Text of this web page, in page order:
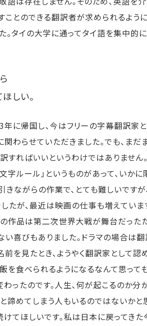
とのできる翻訳者が求められるよう
。タイの大学に通ってタイ語を集中
しい。
に帰国し、今はフリーの字幕翻訳家
わらせていただきました。でも、ま
すればいいというわけではありませ
字ルール」というものがあって、い
ながらの作業で、とても難しいです
たが、最近は映画の仕事も増えてい
この作品は第二次世界大戦が舞台だっ
い喜びもありました。ドラマの場合
を見たとき、ようやく翻訳家として
食べられるようになるなんて思って
たのです。人生、何が起こるのか分
諦めてしまう人もいるのではないか
てほしいです。私は日本に戻ってき